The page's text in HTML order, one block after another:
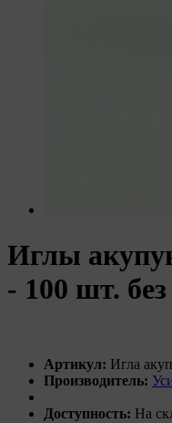
Иглы
- 100 шт.
Артикул: Игла
Производитель:
Доступность: На